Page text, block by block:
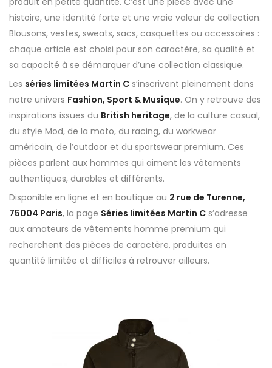
histoire, une identité forte et une vraie valeur de collection.
Blousons, vestes, sweats, sacs, casquettes ou accessoires :
chaque article est choisi pour son caractère, sa qualité et
sa capacité à se démarquer d’une collection classique.
Les séries limitées Martin C s’inscrivent pleinement dans
notre univers Fashion, Sport & Musique. On y retrouve des
inspirations issues du British heritage, de la culture casual,
du style Mod, de la moto, du racing, du workwear
américain, de l’outdoor et du sportswear premium. Ces
pièces parlent aux hommes qui aiment les vêtements
authentiques, durables et différents.
Disponible en ligne et en boutique au 2 rue de Turenne,
75004 Paris, la page Séries limitées Martin C s’adresse
aux amateurs de vêtements homme premium qui
recherchent des pièces de caractère, produites en
quantité limitée et difficiles à retrouver ailleurs.